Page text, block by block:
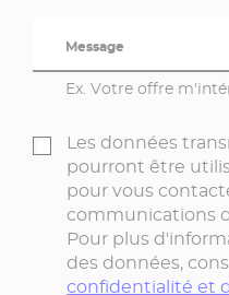
Message
Ex. Votre offre
Les données
pourront être
pour vous
communications
Pour plus
des données,
confidentialité et